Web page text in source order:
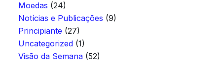
Moedas (24)
Notícias e Publicações (9)
Principiante (27)
Uncategorized (1)
Visão da Semana (52)